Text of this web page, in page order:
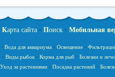
Карта сайта• Поиск• Мобильная
Вода для аквариума· Освещение·
· Виды рыбок· Корма для рыб· Болезни и
Уход за растениями· Посадка растений·